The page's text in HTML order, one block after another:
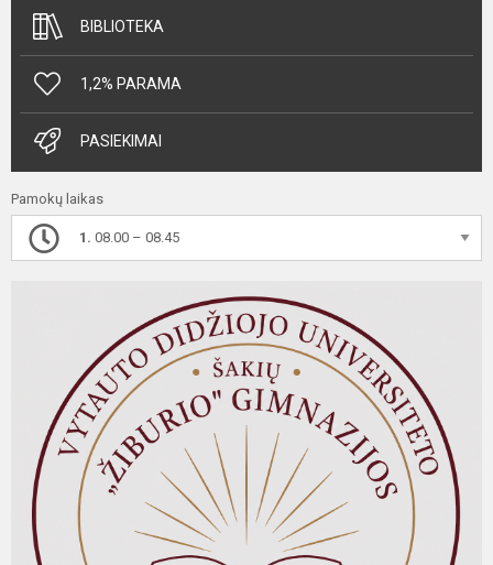
BIBLIOTEKA
1,2% PARAMA
PASIEKIMAI
Pamokų laikas
1. 08.00 – 08.45